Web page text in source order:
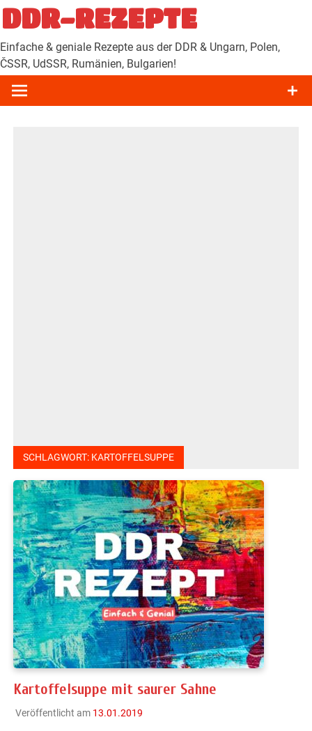
Zum
Inhalt
springen
DDR-REZEPTE
Einfache & geniale Rezepte aus der DDR & Ungarn, Polen,
ČSSR, UdSSR, Rumänien, Bulgarien!
SCHLAGWORT: KARTOFFELSUPPE
Kartoffelsuppe mit saurer Sahne
Veröffentlicht am 13.01.2019